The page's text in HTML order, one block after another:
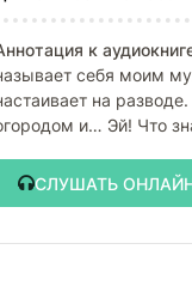
к
себя моим
на
и… Эй! Что
СЛУШАТЬ